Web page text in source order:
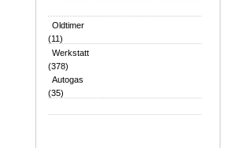
Oldtimer
(11)
Werkstatt
(378)
Autogas
(35)